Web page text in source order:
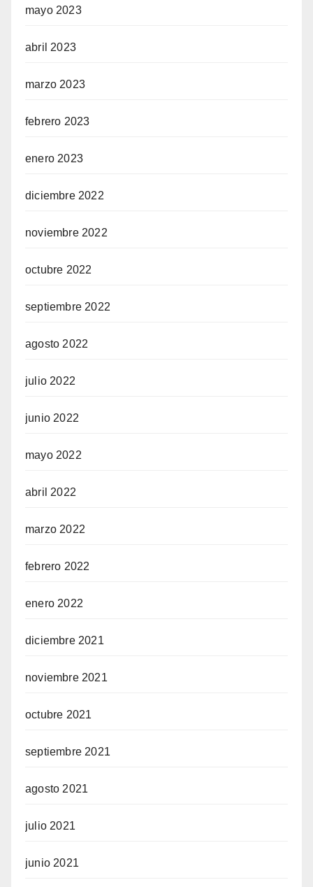
mayo 2023
abril 2023
marzo 2023
febrero 2023
enero 2023
diciembre 2022
noviembre 2022
octubre 2022
septiembre 2022
agosto 2022
julio 2022
junio 2022
mayo 2022
abril 2022
marzo 2022
febrero 2022
enero 2022
diciembre 2021
noviembre 2021
octubre 2021
septiembre 2021
agosto 2021
julio 2021
junio 2021